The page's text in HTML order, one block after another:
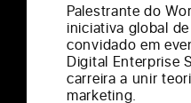
Palestrante do
iniciativa global
convidado em
Digital Enterprise
carreira a unir
marketing.